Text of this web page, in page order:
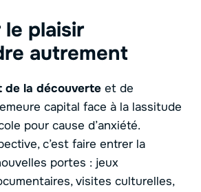
le plaisir
autrement
de la découverte et de
capital face à la lassitude
pour cause d’anxiété.
c’est faire entrer la
portes : jeux
visites culturelles,